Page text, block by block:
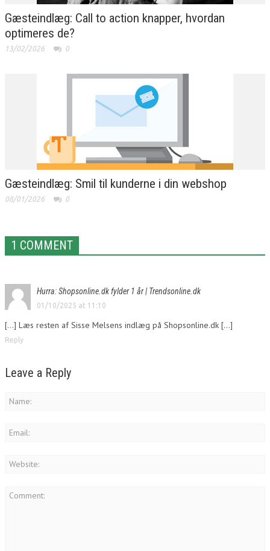
Gæsteindlæg: Call to action knapper, hvordan
optimeres de?
13/02/2026 0
Gæsteindlæg: Smil til kunderne i din webshop
08/01/2026 0
1 COMMENT
Hurra: Shopsonline.dk fylder 1 år | Trendsonline.dk
01/10/2025 at 11:10
[…] Læs resten af Sisse Melsens indlæg på Shopsonline.dk […]
Reply
Leave a Reply